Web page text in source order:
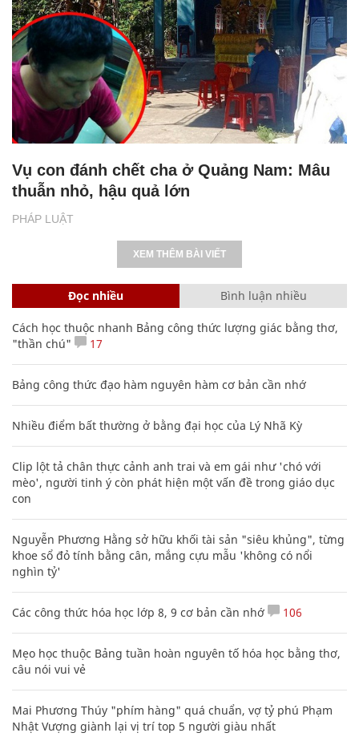
PHÁP LUẬT
Vụ con đánh chết cha ở Quảng Nam: Mâu
thuẫn nhỏ, hậu quả lớn
XEM THÊM BÀI VIẾT
Đọc nhiều Bình luận nhiều
Cách học thuộc nhanh Bảng công thức lượng giác bằng thơ,
"thần chú"
17
Bảng công thức đạo hàm nguyên hàm cơ bản cần nhớ
Nhiều điểm bất thường ở bằng đại học của Lý Nhã Kỳ
Clip lột tả chân thực cảnh anh trai và em gái như 'chó với
mèo', người tinh ý còn phát hiện một vấn đề trong giáo dục
con
Nguyễn Phương Hằng sở hữu khối tài sản "siêu khủng", từng
khoe sổ đỏ tính bằng cân, mắng cựu mẫu 'không có nổi
nghìn tỷ'
Các công thức hóa học lớp 8, 9 cơ bản cần nhớ 106
Mẹo học thuộc Bảng tuần hoàn nguyên tố hóa học bằng thơ,
câu nói vui vẻ
Mai Phương Thúy "phím hàng" quá chuẩn, vợ tỷ phú Phạm
Nhật Vượng giành lại vị trí top 5 người giàu nhất